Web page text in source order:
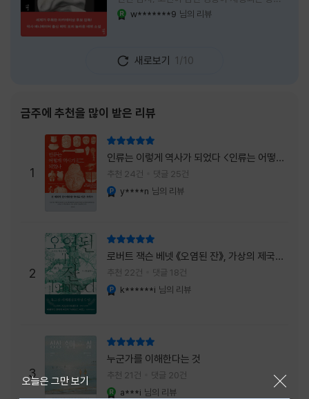
식장에서 똥을 싼 개. 이 책에는 몇 줄만 읽어도
넘어가 있었다. 소설을 읽으면서 잘 만든 단편
애니메이션 여러 편을 차례로 보는 기분이 들었
선명하게 그려졌고, 한 편이 끝날 때마다 질문
이 뒤따라왔다. 감출 수 없는 세계는 더 다정할
까 「등껍질」의 세계에서 사람들은 저마다 다른
등껍질을 달고 살아간다. 몸의 일부이면서 한
사람을 표현하는 수단
w*******9 님의 리뷰
새로보기 1/10
금주에 추천을 많이 받은 리뷰
1
인류는 이렇게 역사가 되었다 <인류는 어떻게
역사가 되었나>
추천 24건 댓글 25건
y****n 님의 리뷰
2
로버트 잭슨 베넷 《오염된 잔》, 가상의 제국이
주는 실감과 미스터리 사건의 치밀함이 이루어
내는 최상의 시너지...
추천 22건 댓글 18건
k******i 님의 리뷰
3
누군가를 이해한다는 것
추천 21건 댓글 20건
a***i 님의 리뷰
오늘은 그만 보기